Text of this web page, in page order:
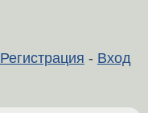
Регистрация - Вход